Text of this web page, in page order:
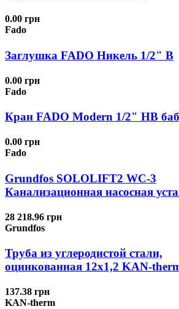
0.00 грн
Fado
Заглушка FADO Никель 1/2" В
0.00 грн
Fado
Кран FADO Modern 1/2" НВ
0.00 грн
Fado
Grundfos SOLOLIFT2 WC-3
Канализационная насосная
28 218.96 грн
Grundfos
Труба из углеродистой стали,
оцинкованная 12x1,2 KAN-
137.38 грн
KAN-therm